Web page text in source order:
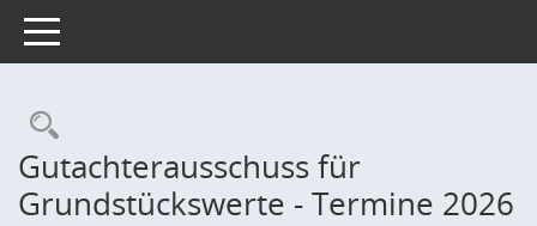
Toggle navigation
Rechercheauswahl
Gutachterausschuss für
Grundstückswerte - Termine 2026